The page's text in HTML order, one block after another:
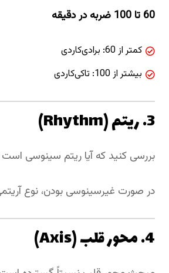
60 تا 100 ضربه در دقیقه
کمتر از 60: برادی‌کاردی
بیشتر از 100: تاکی‌کاردی
3. ریتم (Rhythm)
بررسی کنید که آیا ریتم سینوسی است
در صورت غیرسینوسی بودن، نوع
4. محور قلب (Axis)